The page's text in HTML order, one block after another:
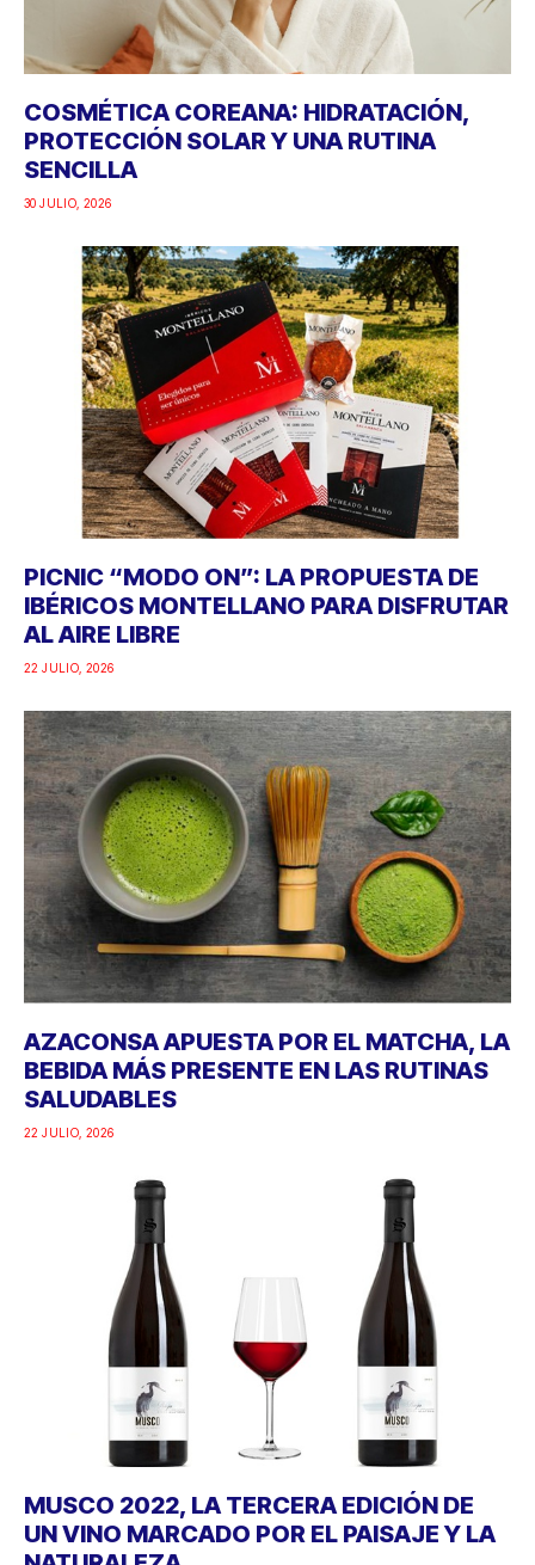
COSMÉTICA COREANA: HIDRATACIÓN,
PROTECCIÓN SOLAR Y UNA RUTINA
SENCILLA
30 JULIO, 2026
PICNIC “MODO ON”: LA PROPUESTA DE
IBÉRICOS MONTELLANO PARA DISFRUTAR
AL AIRE LIBRE
22 JULIO, 2026
AZACONSA APUESTA POR EL MATCHA, LA
BEBIDA MÁS PRESENTE EN LAS RUTINAS
SALUDABLES
22 JULIO, 2026
MUSCO 2022, LA TERCERA EDICIÓN DE
UN VINO MARCADO POR EL PAISAJE Y LA